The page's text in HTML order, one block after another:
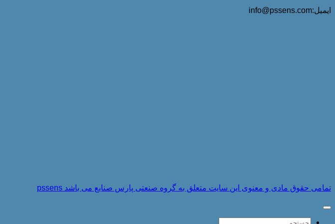
ایمیل:info@pssens.com
تمامی حقوق مادی و معنوی این سایت متعلق به گروه صنعتی پارس صنایع می باشد pssens
جستجو